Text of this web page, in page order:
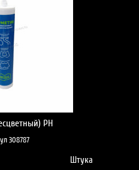
PH
308787
Штука